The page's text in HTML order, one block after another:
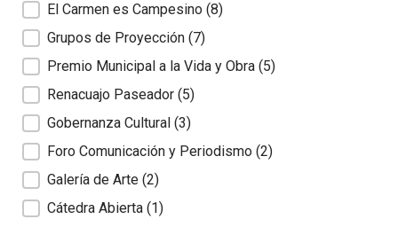
El Carmen es Campesino (8)
Grupos de Proyección (7)
Premio Municipal a la Vida y Obra (5)
Renacuajo Paseador (5)
Gobernanza Cultural (3)
Foro Comunicación y Periodismo (2)
Galería de Arte (2)
Cátedra Abierta (1)